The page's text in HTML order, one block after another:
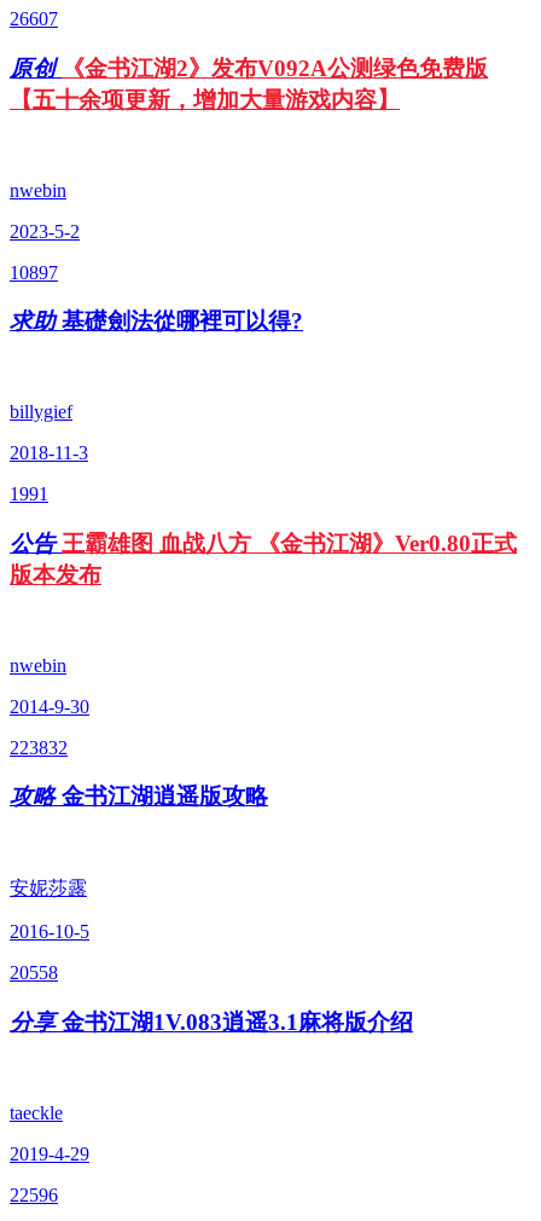
26607
原创
《金书江湖2》发布V092A公测绿色免费版
【五十余项更新，增加大量游戏内容】
nwebin
2023-5-2
10897
求助 基礎劍法從哪裡可以得?
billygief
2018-11-3
1991
公告 王霸雄图 血战八方 《金书江湖》Ver0.80正式
版本发布
nwebin
2014-9-30
223832
攻略 金书江湖逍遥版攻略
安妮莎露
2016-10-5
20558
分享 金书江湖1V.083逍遥3.1麻将版介绍
taeckle
2019-4-29
22596